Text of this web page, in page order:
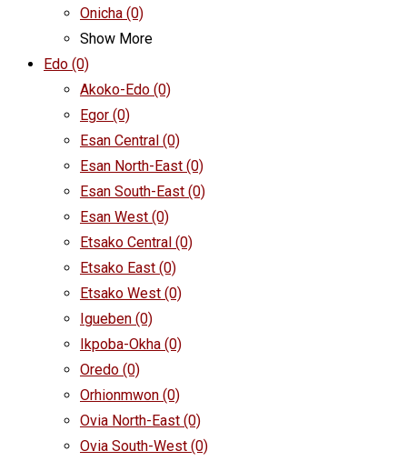
Onicha (0)
Show More
Edo (0)
Akoko-Edo (0)
Egor (0)
Esan Central (0)
Esan North-East (0)
Esan South-East (0)
Esan West (0)
Etsako Central (0)
Etsako East (0)
Etsako West (0)
Igueben (0)
Ikpoba-Okha (0)
Oredo (0)
Orhionmwon (0)
Ovia North-East (0)
Ovia South-West (0)